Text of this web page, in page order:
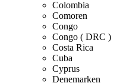
Colombia
Comoren
Congo
Congo ( DRC )
Costa Rica
Cuba
Cyprus
Denemarken